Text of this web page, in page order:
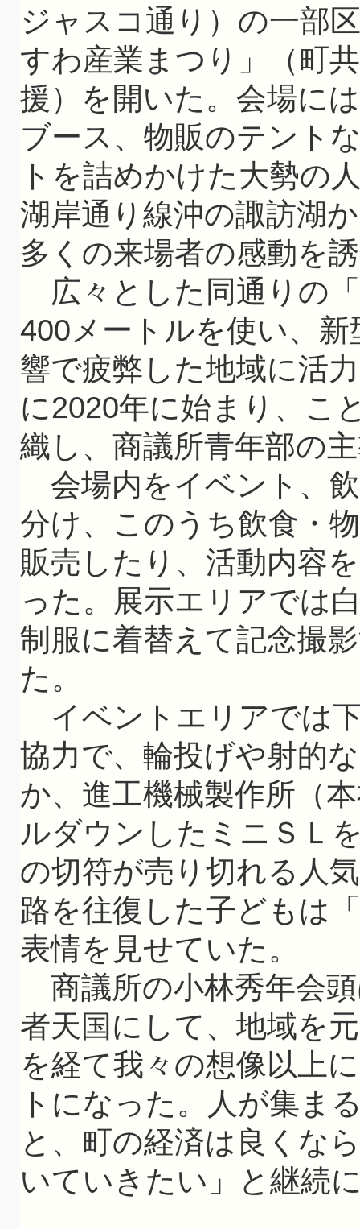
ジャスコ通り）の一部
すわ産業まつり」（町
援）を開いた。会場に
ブース、物販のテント
トを詰めかけた大勢の
湖岸通り線沖の諏訪湖
多くの来場者の感動を
広々とした同通りの
400メートルを使い、
響で疲弊した地域に活
に2020年に始まり、こ
織し、商議所青年部の
会場内をイベント、
分け、このうち飲食・
販売したり、活動内容
った。展示エリアでは
制服に着替えて記念撮
た。
イベントエリアでは
協力で、輪投げや射的
か、進工機械製作所（
ルダウンしたミニＳＬ
の切符が売り切れる人
路を往復した子どもは
表情を見せていた。
商議所の小林秀年会
者天国にして、地域を
を経て我々の想像以上
トになった。人が集ま
と、町の経済は良くな
いていきたい」と継続